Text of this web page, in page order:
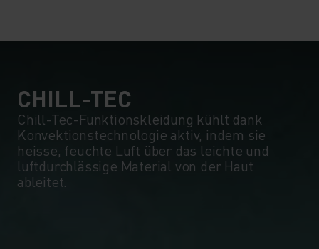
CHILL-TEC
Chill-Tec-Funktionskleidung kühlt dank
Konvektionstechnologie aktiv, indem sie
heisse, feuchte Luft über das leichte und
luftdurchlässige Material von der Haut
ableitet.